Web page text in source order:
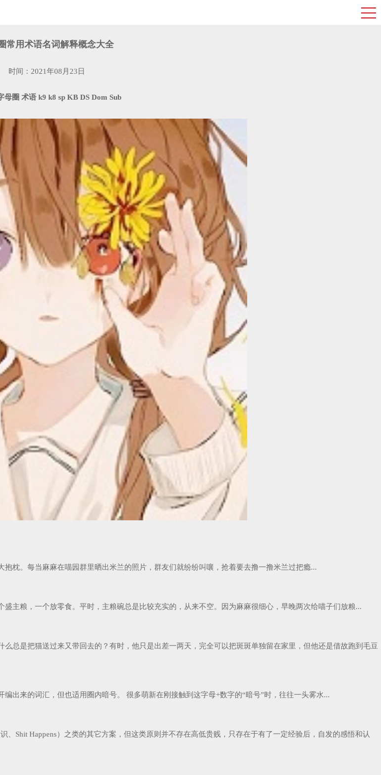
常用术语名词解释概念大全
时间：2021年08月23日
母圈 术语 k9 k8 sp KB DS Dom Sub
枕。每当麻麻在喵园群里晒出米兰的照片，群友们就纷纷叫嚷，抢着要去撸一撸米兰过把瘾...
主粮，一个放零食。平时，主粮碗总是比较充实的，从来不空。因为麻麻很细心，早晚两次给喵子们放粮...
总是把猫送过来又带回去的？有时，他只是出差一两天，完全可以把斑斑单独留在家里，但他还是借故跑到毛豆
出来的词汇，但也适用圈内暗号。 很多萌新在刚接触到这字母+数字的“暗号”时，往往一头雾水...
、Shit Happens）之类的其它方案，但这类原则并不存在高低贵贱，只存在于有了一定经验后，自发的感悟和认